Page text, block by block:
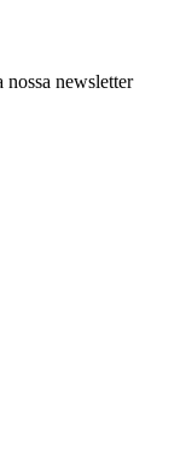
nossa newsletter